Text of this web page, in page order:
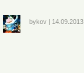
bykov| 14.09.2013